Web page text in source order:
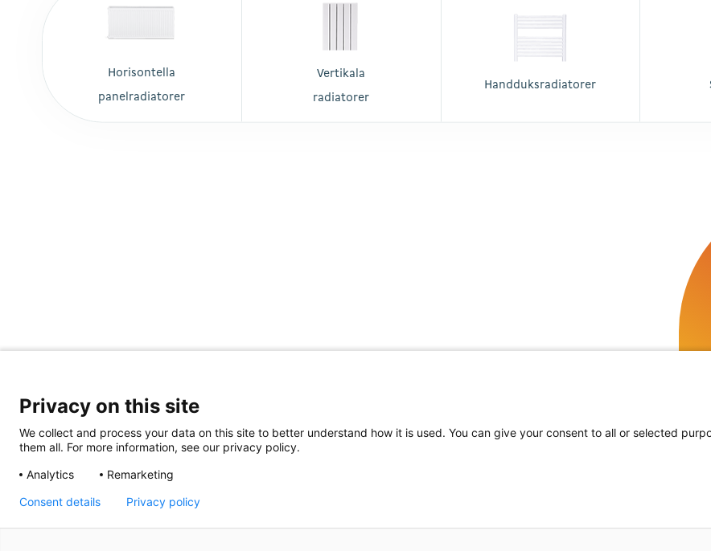
Horisontella
panelradiatorer
Vertikala
radiatorer
Handduksradiatorer
Privacy on this site
We collect and process your data on this site to better understand how it is used. You can give your consent to all or selected
them all. For more information, see our privacy policy.
Analytics
Remarketing
Consent details Privacy policy